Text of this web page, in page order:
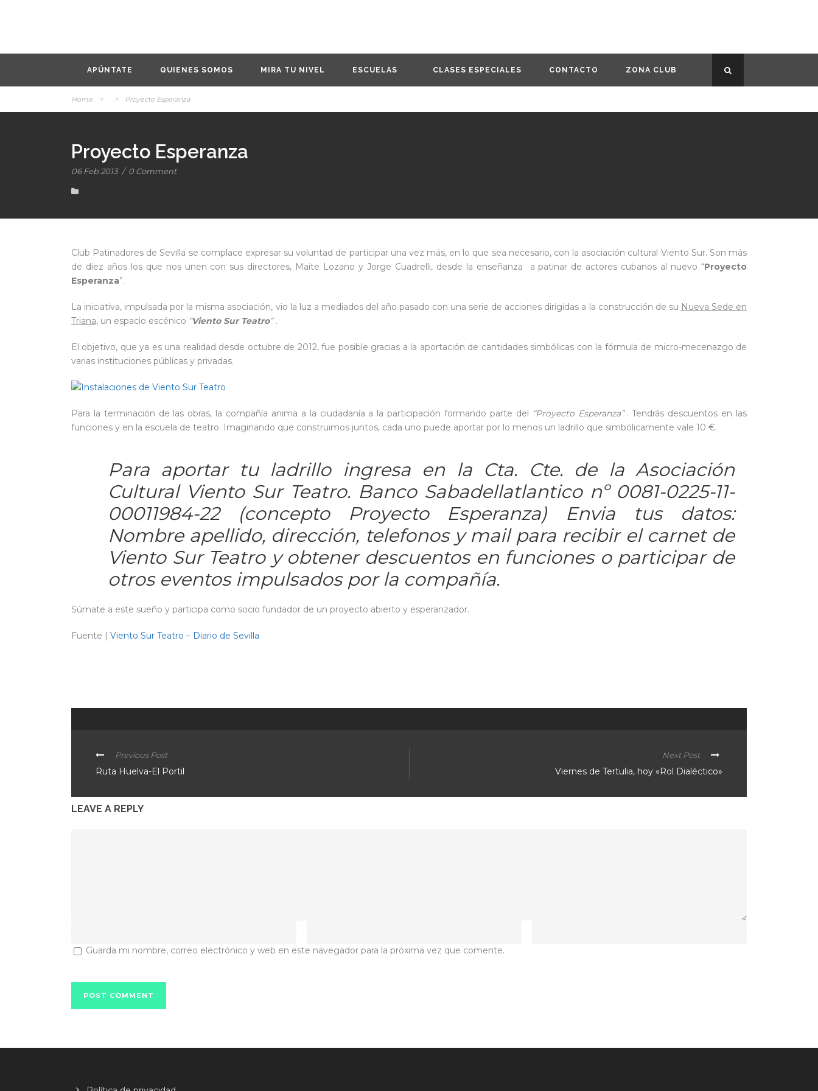
APÚNTATE QUIENES SOMOS MIRA TU NIVEL ESCUELAS CLASES ESPECIALES CONTACTO ZONA CLUB
Home > > Proyecto Esperanza
Proyecto Esperanza
06 Feb 2013 / 0 Comment
Club Patinadores de Sevilla se complace expresar su voluntad de participar una vez más, en lo que sea necesario, con la asociación cultural Viento Sur. Son más
de diez años los que nos unen con sus directores, Maite Lozano y Jorge Cuadrelli, desde la enseñanza a patinar de actores cubanos al nuevo “Proyecto
Esperanza”.
La iniciativa, impulsada por la misma asociación, vio la luz a mediados del año pasado con una serie de acciones dirigidas a la construcción de su Nueva Sede en
Triana, un espacio escénico “Viento Sur Teatro” .
El objetivo, que ya es una realidad desde octubre de 2012, fue posible gracias a la aportación de cantidades simbólicas con la fórmula de micro-mecenazgo de
varias instituciones públicas y privadas.
Para la terminación de las obras, la compañía anima a la ciudadanía a la participación formando parte del “Proyecto Esperanza” . Tendrás descuentos en las
funciones y en la escuela de teatro. Imaginando que construimos juntos, cada uno puede aportar por lo menos un ladrillo que simbólicamente vale 10 €.
Para aportar tu ladrillo ingresa en la Cta. Cte. de la Asociación
Cultural Viento Sur Teatro. Banco Sabadellatlantico nº 0081-0225-11-
00011984-22 (concepto Proyecto Esperanza) Envia tus datos:
Nombre apellido, dirección, telefonos y mail para recibir el carnet de
Viento Sur Teatro y obtener descuentos en funciones o participar de
otros eventos impulsados por la compañía.
Súmate a este sueño y participa como socio fundador de un proyecto abierto y esperanzador.
Fuente | Viento Sur Teatro – Diario de Sevilla
Previous Post
Ruta Huelva-El Portil
Next Post
Viernes de Tertulia, hoy «Rol Dialéctico»
LEAVE A REPLY
Guarda mi nombre, correo electrónico y web en este navegador para la próxima vez que comente.